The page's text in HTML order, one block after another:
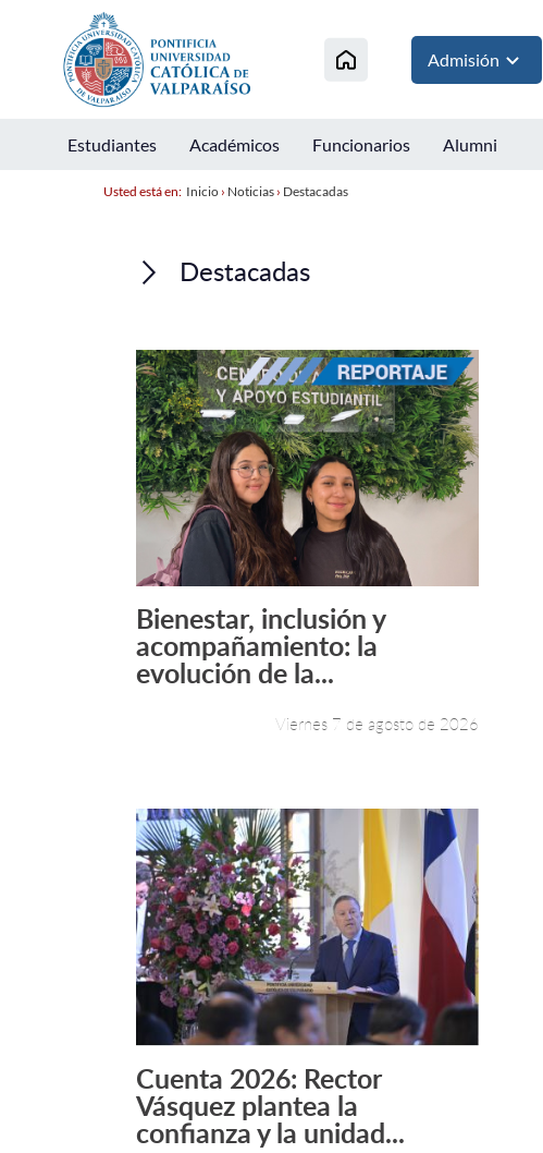
Admisión
Estudiantes Académicos Funcionarios Alumni
Usted está en: Inicio› Noticias› Destacadas
Destacadas
Leer más +
Bienestar, inclusión y
acompañamiento: la
evolución de la...
Viernes 7 de agosto de 2026
Leer más +
Cuenta 2026: Rector
Vásquez plantea la
confianza y la unidad...